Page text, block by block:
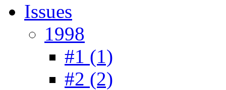
Issues
1998
#1 (1)
#2 (2)